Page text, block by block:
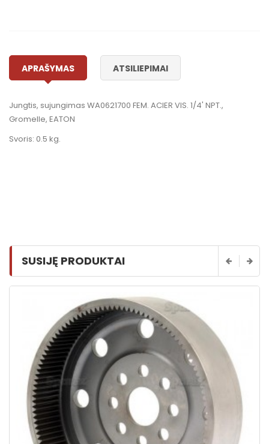
APRAŠYMAS ATSILIEPIMAI
Jungtis, sujungimas WA0621700 FEM. ACIER VIS. 1/4' NPT.,
Gromelle, EATON
Svoris: 0.5 kg.
SUSIJĘ PRODUKTAI